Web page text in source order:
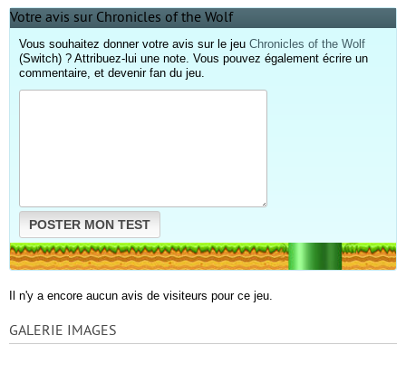
Votre avis sur Chronicles of the Wolf
Vous souhaitez donner votre avis sur le jeu Chronicles of the Wolf
(Switch) ? Attribuez-lui une note. Vous pouvez également écrire un
commentaire, et devenir fan du jeu.
POSTER MON TEST
Il n'y a encore aucun avis de visiteurs pour ce jeu.
GALERIE IMAGES